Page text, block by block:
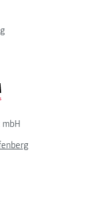
FH JOANNEUM Logo
mbH